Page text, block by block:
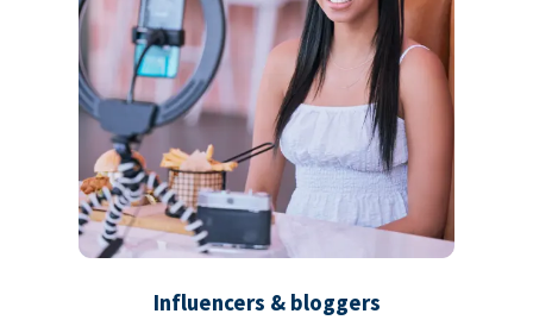
Influencers & bloggers